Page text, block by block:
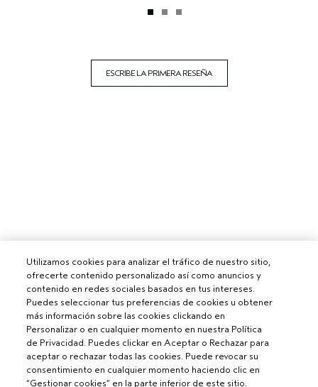
ESCRIBE LA PRIMERA RESEÑA
Utilizamos cookies para analizar el tráfico de nuestro sitio,
ofrecerte contenido personalizado así como anuncios y
contenido en redes sociales basados en tus intereses.
Puedes seleccionar tus preferencias de cookies u obtener
más información sobre las cookies clickando en
Personalizar o en cualquier momento en nuestra Política
de Privacidad. Puedes clickar en Aceptar o Rechazar para
aceptar o rechazar todas las cookies. Puede revocar su
consentimiento en cualquier momento haciendo clic en
“Gestionar cookies” en la parte inferior de este sitio.